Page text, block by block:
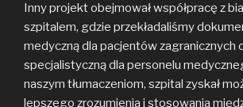
Inny projekt obejmował współpracę z
szpitalem, gdzie przekładaliśmy
medyczną dla pacjentów zagranicznych
specjalistyczną dla personelu
naszym tłumaczeniom, szpital zyskał
lepszego zrozumienia i stosowania